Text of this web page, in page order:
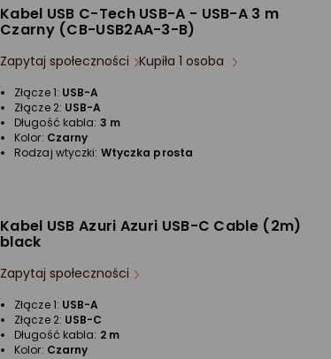
Kabel USB C-Tech USB-A - USB-A 3 m
Czarny (CB-USB2AA-3-B)
Zapytaj społeczności Kupiła 1 osoba
Złącze 1: USB-A
Złącze 2: USB-A
Długość kabla: 3 m
Kolor: Czarny
Rodzaj wtyczki: Wtyczka prosta
Kabel USB Azuri Azuri USB-C Cable (2m)
black
Zapytaj społeczności
Złącze 1: USB-A
Złącze 2: USB-C
Długość kabla: 2 m
Kolor: Czarny